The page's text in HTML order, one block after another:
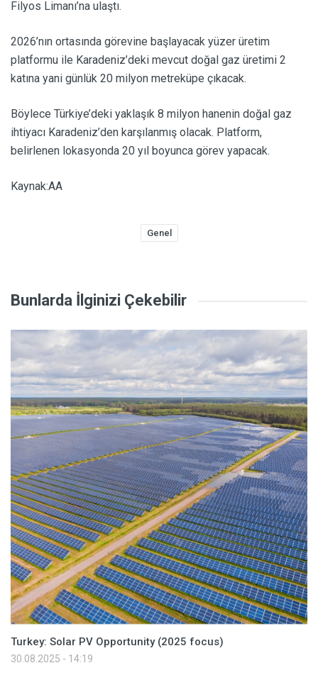
Filyos Limanı’na ulaştı.
2026’nın ortasında görevine başlayacak yüzer üretim
platformu ile Karadeniz’deki mevcut doğal gaz üretimi 2
katına yani günlük 20 milyon metreküpe çıkacak.
Böylece Türkiye’deki yaklaşık 8 milyon hanenin doğal gaz
ihtiyacı Karadeniz’den karşılanmış olacak. Platform,
belirlenen lokasyonda 20 yıl boyunca görev yapacak.
Kaynak:AA
Genel
Bunlarda İlginizi Çekebilir
Turkey: Solar PV Opportunity (2025 focus)
30.08.2025 - 14:19